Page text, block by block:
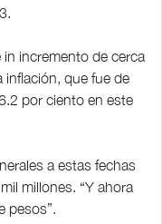
in incremento de cerca
inflación, que fue de
por ciento en este
a estas fechas
millones. “Y ahora
pesos”.